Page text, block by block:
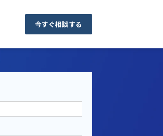
今すぐ相談する